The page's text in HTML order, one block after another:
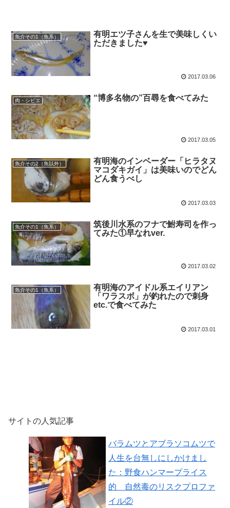
魚介その1（魚系）
有明エツ子さんを生で美味しくい
ただきました♥
2017.03.06
肉・シビエ “博多名物の”百尋を食べてみた
2017.03.05
魚介その2（魚以外）
有明海のインベーダー「ヒラタヌ
マコダキガイ」は美味いのでどん
どん食うべし
2017.03.03
魚介その1（魚系）
筑後川水系のフナで鮒寿司を作っ
てみた①早なれver.
2017.03.02
魚介その1（魚系）
有明海のアイドル系エイリアン
「ワラスボ」が釣れたので刺身
etc.で食べてみた
2017.03.01
サイトの人気記事
バラムツとアブラソコムツで
人生を台無しにしかけまし
た：野食ハンマープライス
的 自然毒のリスクプロファ
イル②